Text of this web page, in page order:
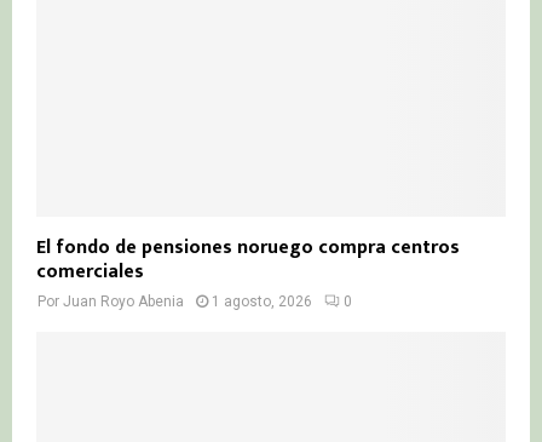
El fondo de pensiones noruego compra centros
comerciales
Por Juan Royo Abenia 1 agosto, 2026 0